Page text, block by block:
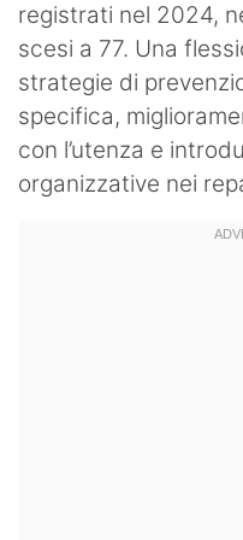
registrati nel 2024,
scesi a 77. Una
strategie di
specifica,
con l’utenza e
organizzative nei